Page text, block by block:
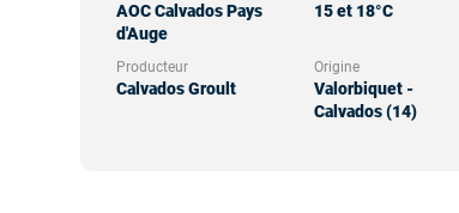
AOC Calvados Pays
d'Auge
15 et 18°C
Producteur
Calvados Groult
Origine
Valorbiquet -
Calvados (14)